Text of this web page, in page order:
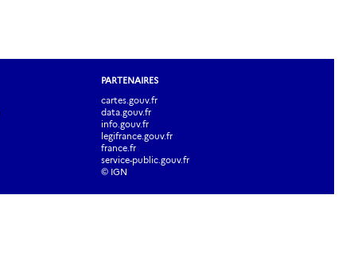
PARTENAIRES
cartes.gouv.fr
data.gouv.fr
info.gouv.fr
legifrance.gouv.fr
france.fr
service-public.gouv.fr
© IGN